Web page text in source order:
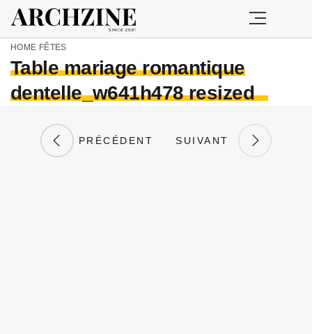
HOME FÊTES
Table mariage romantique
dentelle_w641h478 resized
PRÉCÉDENT SUIVANT